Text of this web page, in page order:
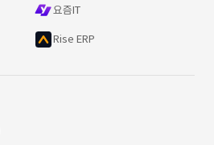
요즘IT
Rise ERP